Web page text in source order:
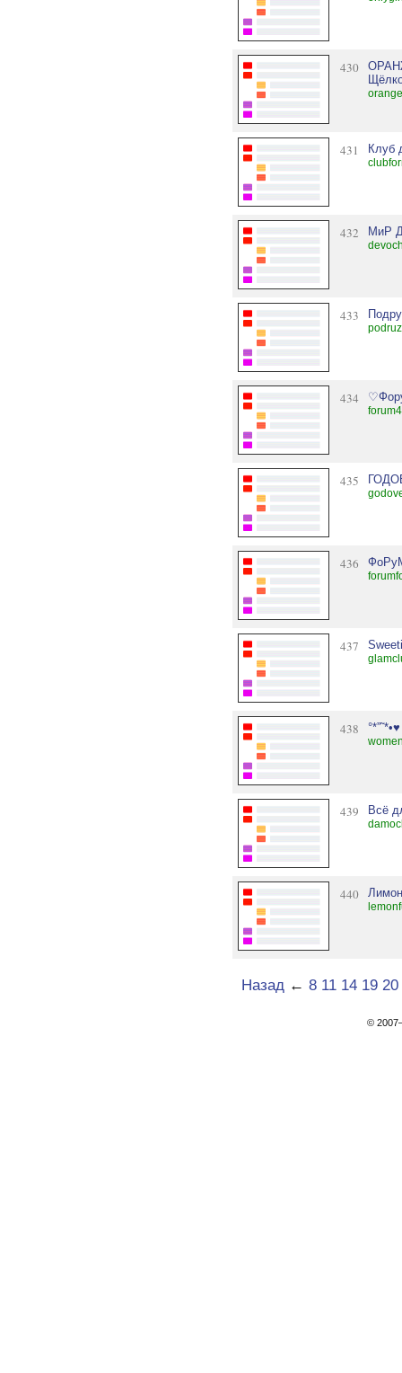
430
431 Клуб
432 МиР
433
434
435
436
437
438
439 Всё
440
Назад← 8 11 14 19 20
©